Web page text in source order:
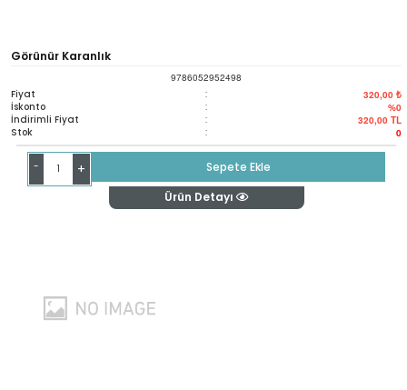
Görünür Karanlık
9786052952498
Fiyat : 320,00 ₺
İskonto : %0
İndirimli Fiyat : 320,00 TL
Stok : 0
- +
Sepete Ekle
Ürün Detayı